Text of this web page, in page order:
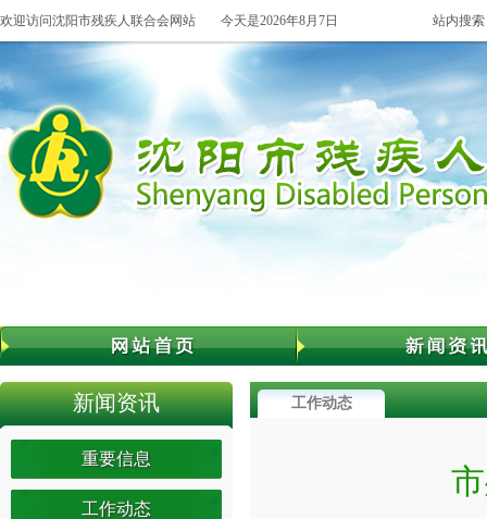
欢迎访问沈阳市残疾人联合会网站 今天是2026年8月7日 站内搜
新闻资讯
重要信息
工作动态
工作动态